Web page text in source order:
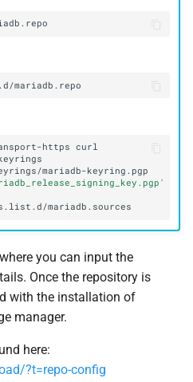
https
mariadb-keyring.pgp
you can input the
Once the repository is
with the installation of
manager.
here:
?t=repo-config